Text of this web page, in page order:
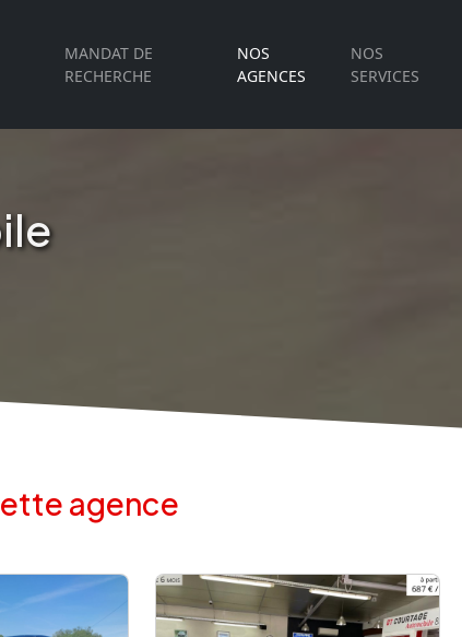
MANDAT DE
RECHERCHE
NOS
AGENCES
NOS
SERVICES
agence